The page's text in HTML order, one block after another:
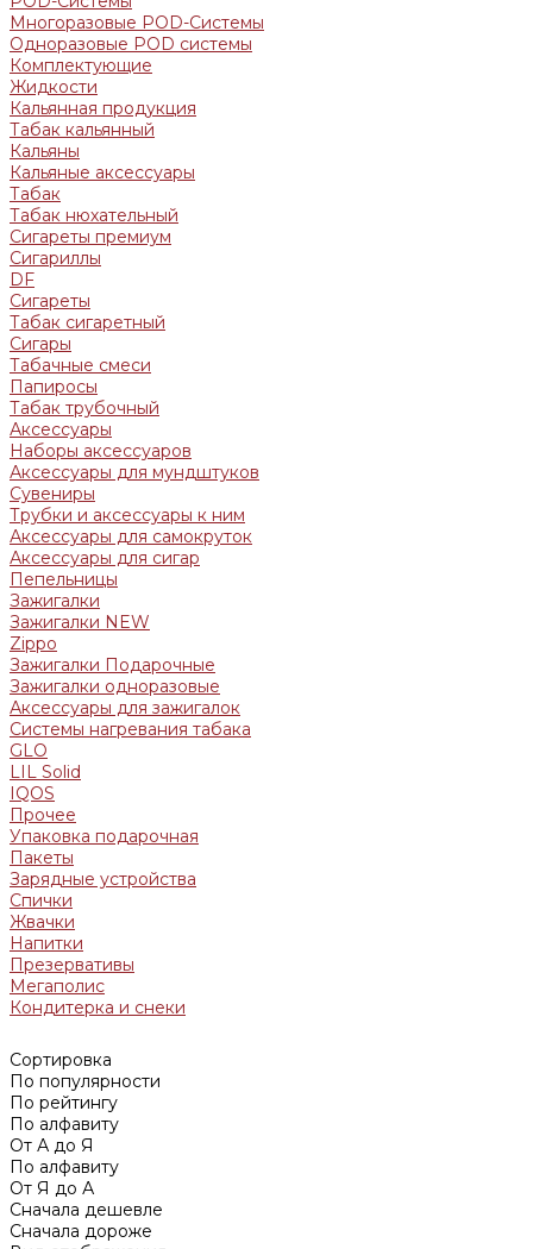
Многоразовые POD-Системы
Одноразовые POD системы
Комплектующие
Жидкости
Кальянная продукция
Табак кальянный
Кальяны
Кальяные аксессуары
Табак
Табак нюхательный
Сигареты премиум
Сигариллы
DF
Сигареты
Табак сигаретный
Сигары
Табачные смеси
Папиросы
Табак трубочный
Аксессуары
Наборы аксессуаров
Аксессуары для мундштуков
Сувениры
Трубки и аксессуары к ним
Аксессуары для самокруток
Аксессуары для сигар
Пепельницы
Зажигалки
Зажигалки NEW
Zippo
Зажигалки Подарочные
Зажигалки одноразовые
Аксессуары для зажигалок
Системы нагревания табака
GLO
LIL Solid
IQOS
Прочее
Упаковка подарочная
Пакеты
Зарядные устройства
Спички
Жвачки
Напитки
Презервативы
Мегаполис
Кондитерка и снеки
Сортировка
По популярности
По рейтингу
По алфавиту
От А до Я
По алфавиту
От Я до А
Сначала дешевле
Сначала дороже